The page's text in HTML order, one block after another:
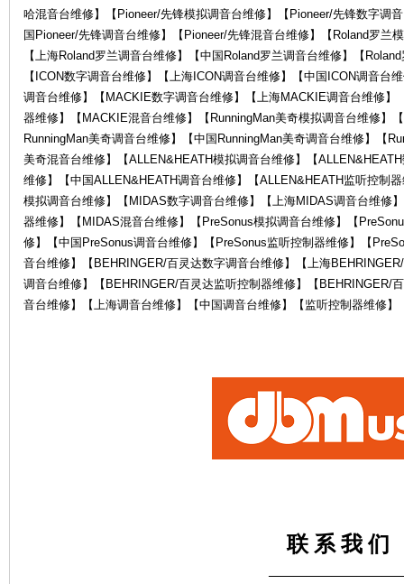
哈混音台维修】【Pioneer/先锋模拟调音台维修】【Pioneer/先锋数字调
国Pioneer/先锋调音台维修】【Pioneer/先锋混音台维修】【Roland罗兰
【上海Roland罗兰调音台维修】【中国Roland罗兰调音台维修】【
【ICON数字调音台维修】【上海ICON调音台维修】【中国ICON调音台
调音台维修】【MACKIE数字调音台维修】【上海MACKIE调音台维修
器维修】【MACKIE混音台维修】【RunningMan美奇模拟调音台维修】
RunningMan美奇调音台维修】【中国RunningMan美奇调音台维修】【
美奇混音台维修】【ALLEN&HEATH模拟调音台维修】【
维修】【中国ALLEN&HEATH调音台维修】【ALLEN&HEATH监听控制
模拟调音台维修】【MIDAS数字调音台维修】【上海MIDAS调音台维修
器维修】【MIDAS混音台维修】【PreSonus模拟调音台维修】【
修】【中国PreSonus调音台维修】【PreSonus监听控制器维修】【
音台维修】【BEHRINGER/百灵达数字调音台维修】【上海
调音台维修】【BEHRINGER/百灵达监听控制器维修】【BEHRINGER/
音台维修】【上海调音台维修】【中国调音台维修】【监听控制器维修】
联 系 我 们
——————————